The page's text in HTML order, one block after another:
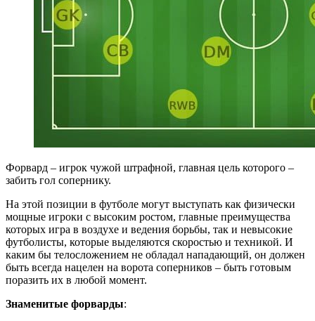
Форвард – игрок чужой штрафной, главная цель которого –
забить гол сопернику.
На этой позиции в футболе могут выступать как физически
мощные игроки с высоким ростом, главные преимущества
которых игра в воздухе и ведения борьбы, так и невысокие
футболисты, которые выделяются скоростью и техникой. И
каким бы телосложением не обладал нападающий, он должен
быть всегда нацелен на ворота соперников – быть готовым
поразить их в любой момент.
Знаменитые форварды: